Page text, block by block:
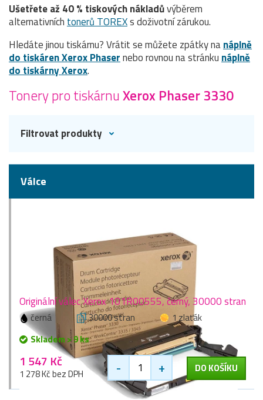
Ušetřete až 40 % tiskových nákladůvýběrem
alternativních tonerů TOREXs doživotní zárukou.
Hledáte jinou tiskárnu? Vrátit se můžete zpátky nanáplně
do tiskáren Xerox Phasernebo rovnou na stránku náplně
do tiskárny Xerox.
Tonery pro tiskárnuXerox Phaser 3330
Filtrovat produkty
Válce
Originální válec Xerox 101R00555, černý, 30000 stran
černá 30000 stran
1 zlaťák
Skladem > 9 ks
1 547 Kč
1 278 Kč bez DPH - + DO KOŠÍKU